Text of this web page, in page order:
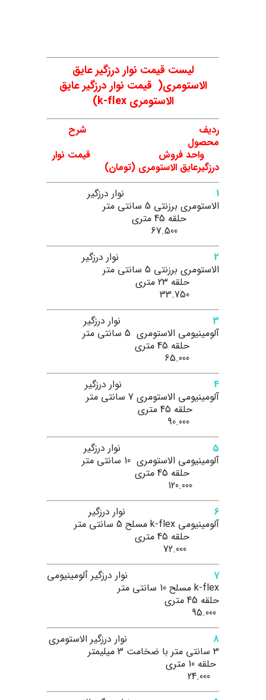
لیست قیمت نوار درزگیر عایق
الاستومری( قیمت نوار درزگیر عایق
الاستومری k-flex)
ردیف شرح
محصول
واحد فروش قیمت نوار
درزگیرعایق الاستومری (تومان)
1
نوار درزگیر
الاستومری برزنتی 5 سانتی متر
حلقه 45 متری
2
نوار درزگیر
الاستومری برزنتی 5 سانتی متر
حلقه 23 متری
3
نوار درزگیر
آلومینیومی الاستومری 5 سانتی متر
حلقه 45 متری
4
نوار درزگیر
آلومینیومی الاستومری 7 سانتی متر
حلقه 45 متری
5
نوار درزگیر
آلومینیومی الاستومری 10 سانتی متر
حلقه 45 متری
6
نوار درزگیر
آلومینیومی k-flex مسلح 5 سانتی متر
حلقه 45 متری
7
نوار درزگیر آلومینیومی
k-flex مسلح 10 سانتی متر
حلقه 45 متری
8
نوار درزگیر الاستومری
3 سانتی متر با ضخامت 3 میلیمتر
حلقه 10 متری